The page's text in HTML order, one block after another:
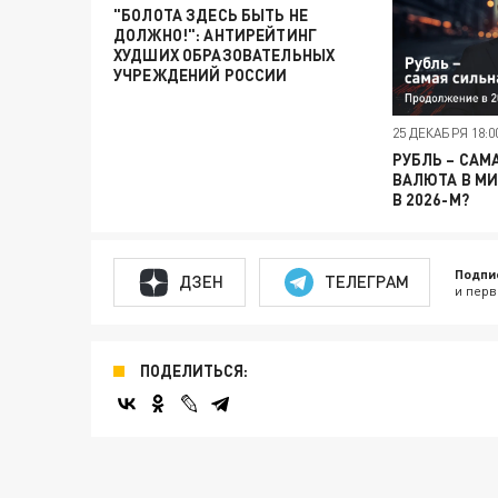
"БОЛОТА ЗДЕСЬ БЫТЬ НЕ
ДОЛЖНО!": АНТИРЕЙТИНГ
ХУДШИХ ОБРАЗОВАТЕЛЬНЫХ
УЧРЕЖДЕНИЙ РОССИИ
25 ДЕКАБРЯ
РУБЛЬ –
ВАЛЮТА В
В 2026-М?
ДЗЕН ТЕЛЕГРАМ и
ПОДЕЛИТЬСЯ: